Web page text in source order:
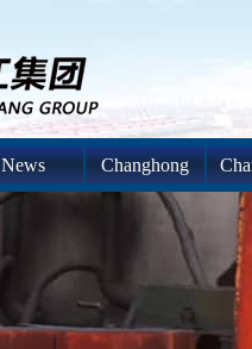
News
Changhong
System